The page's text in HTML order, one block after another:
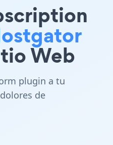
Web
plugin a tu
de